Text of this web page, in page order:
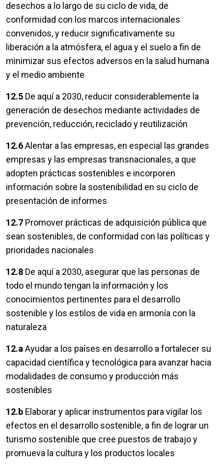
desechos a lo largo de su ciclo de vida, de
conformidad con los marcos internacionales
convenidos, y reducir significativamente su
liberación a la atmósfera, el agua y el suelo a fin de
minimizar sus efectos adversos en la salud humana
y el medio ambiente
12.5 De aquí a 2030, reducir considerablemente la
generación de desechos mediante actividades de
prevención, reducción, reciclado y reutilización
12.6Alentar a las empresas, en especial las grandes
empresas y las empresas transnacionales, a que
adopten prácticas sostenibles e incorporen
información sobre la sostenibilidad en su ciclo de
presentación de informes
12.7 Promover prácticas de adquisición pública que
sean sostenibles, de conformidad con las políticas y
prioridades nacionales
12.8 De aquí a 2030, asegurar que las personas de
todo el mundo tengan la información y los
conocimientos pertinentes para el desarrollo
sostenible y los estilos de vida en armonía con la
naturaleza
12.a Ayudar a los países en desarrollo a fortalecer su
capacidad científica y tecnológica para avanzar hacia
modalidades de consumo y producción más
sostenibles
12.b Elaborar y aplicar instrumentos para vigilar los
efectos en el desarrollo sostenible, a fin de lograr un
turismo sostenible que cree puestos de trabajo y
promueva la cultura y los productos locales